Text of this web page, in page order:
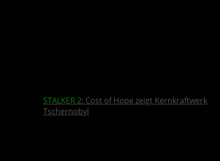
STALKER 2: Cost of Hope zeigt Kernkraftwerk
Tschernobyl